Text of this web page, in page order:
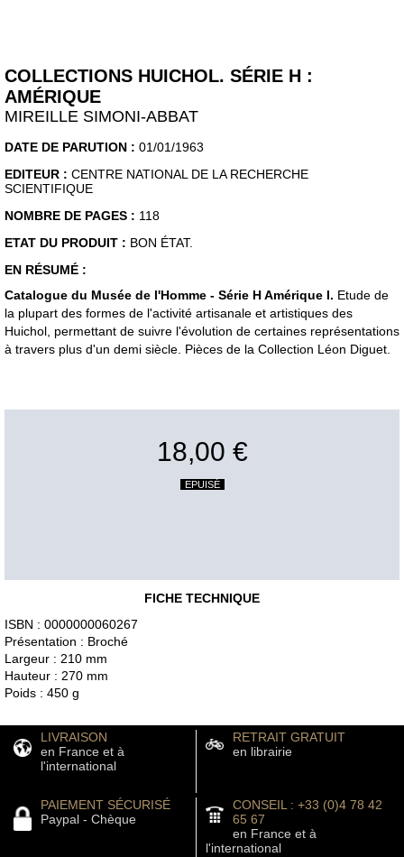
COLLECTIONS HUICHOL. SÉRIE H :
AMÉRIQUE
MIREILLE SIMONI-ABBAT
DATE DE PARUTION : 01/01/1963
EDITEUR : CENTRE NATIONAL DE LA RECHERCHE
SCIENTIFIQUE
NOMBRE DE PAGES : 118
ETAT DU PRODUIT : BON ÉTAT.
EN RÉSUMÉ :
Catalogue du Musée de l'Homme - Série H Amérique I. Etude de
la plupart des formes de l'activité artisanale et artistiques des
Huichol, permettant de suivre l'évolution de certaines représentations
à travers plus d'un demi siècle. Pièces de la Collection Léon Diguet.
18,00 €
EPUISÉ
FICHE TECHNIQUE
ISBN : 0000000060267
Présentation : Broché
Largeur : 210 mm
Hauteur : 270 mm
Poids : 450 g
LIVRAISON
en France et à
l'international
RETRAIT GRATUIT
en librairie
PAIEMENT SÉCURISÉ
Paypal - Chèque
CONSEIL : +33 (0)4 78 42
65 67
en France et à
l'international